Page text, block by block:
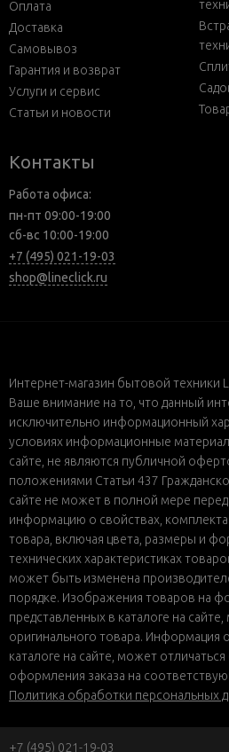
Оплата
Доставка
Самовывоз
Гарантия и возврат
Услуги и сервис
Статьи и новости
Контакты
Работа офиса:
пн-пт 09:00-19:00
сб-вс 10:00-19:00
+7 (495) 021-19-03
shop@lineclick.ru
Интернет-магазин бытовой
Ваше внимание на то, что данный
исключительно информационный
условиях информационные
сайте, не являются публичной
положениями Статьи 437
сайте не может в полной мере
информацию о свойствах,
товара, включая цвета, размеры и
технических характеристиках
может быть изменена
порядке. Изображения товаров на
представленных в каталоге на сайте,
оригинального товара. Информация
каталоге на сайте, может
оформления заказа на
Политика обработки персональных
+7 (495) 021-19-03